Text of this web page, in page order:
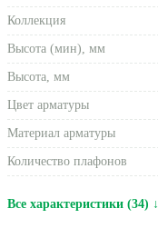
Коллекция
Высота (мин), мм
Высота, мм
Цвет арматуры
Материал арматуры
Количество плафонов
Все характеристики (34) ↓